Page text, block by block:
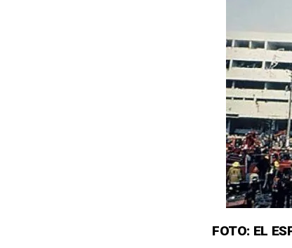
FOTO: EL